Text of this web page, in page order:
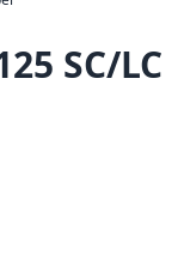
SC/LC